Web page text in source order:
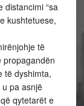
distancimi “sa
kushtetuese,
të
propagandën
të dyshimta,
pa asnjë
qytetarët e